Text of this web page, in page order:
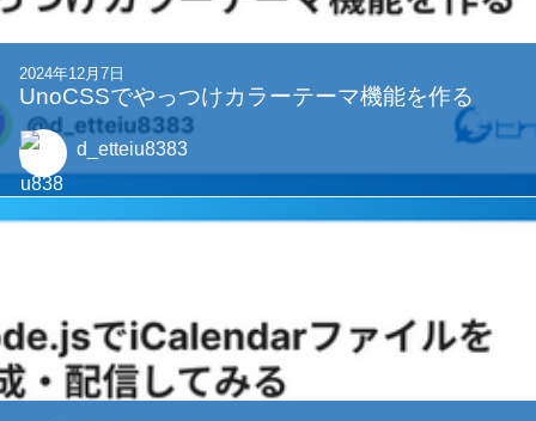
2024年12月7日
UnoCSSでやっつけカラーテーマ機能を作る
d_etteiu8383